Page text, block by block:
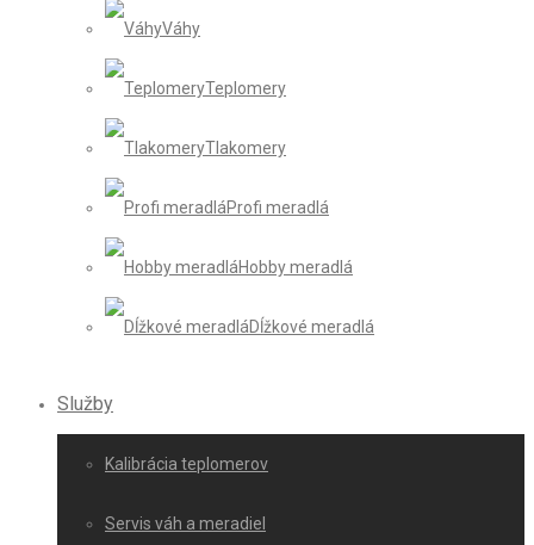
Váhy
Teplomery
Tlakomery
Profi meradlá
Hobby meradlá
Dĺžkové meradlá
Služby
Kalibrácia teplomerov
Servis váh a meradiel